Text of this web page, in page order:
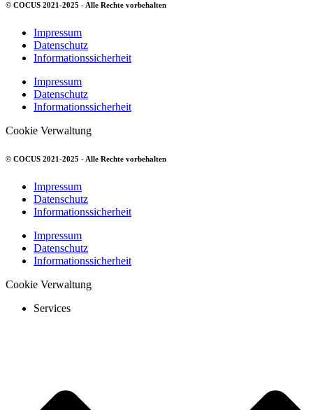
© COCUS 2021-2025 - Alle Rechte vorbehalten
Impressum
Datenschutz
Informationssicherheit
Impressum
Datenschutz
Informationssicherheit
Cookie Verwaltung
© COCUS 2021-2025 - Alle Rechte vorbehalten
Impressum
Datenschutz
Informationssicherheit
Impressum
Datenschutz
Informationssicherheit
Cookie Verwaltung
Services